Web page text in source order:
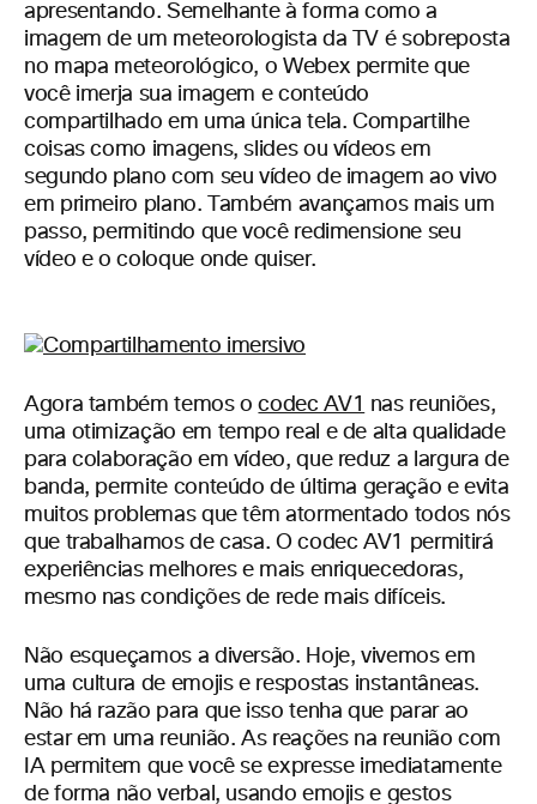
apresentando. Semelhante à forma como a
imagem de um meteorologista da TV é sobreposta
no mapa meteorológico, o Webex permite que
você imerja sua imagem e conteúdo
compartilhado em uma única tela. Compartilhe
coisas como imagens, slides ou vídeos em
segundo plano com seu vídeo de imagem ao vivo
em primeiro plano. Também avançamos mais um
passo, permitindo que você redimensione seu
vídeo e o coloque onde quiser.
Agora também temos ocodec AV1 nas reuniões,
uma otimização em tempo real e de alta qualidade
para colaboração em vídeo, que reduz a largura de
banda, permite conteúdo de última geração e evita
muitos problemas que têm atormentado todos nós
que trabalhamos de casa. O codec AV1 permitirá
experiências melhores e mais enriquecedoras,
mesmo nas condições de rede mais difíceis.
Não esqueçamos a diversão. Hoje, vivemos em
uma cultura de emojis e respostas instantâneas.
Não há razão para que isso tenha que parar ao
estar em uma reunião. As reações na reunião com
IA permitem que você se expresse imediatamente
de forma não verbal, usando emojis e gestos